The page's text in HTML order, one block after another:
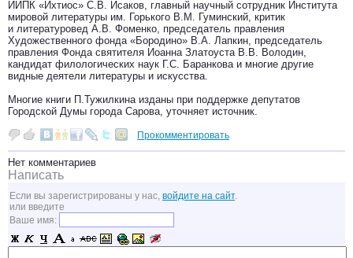
ИИПК «Ихтиос» С.В. Исаков, главный научный сотрудник Института
мировой литературы им. Горького В.М. Гуминский, критик
и литературовед А.В. Фоменко, председатель правления
Художественного фонда «Бородино» В.А. Лапкин, председатель
правления Фонда святителя Иоанна Златоуста В.В. Володин,
кандидат филологических наук Г.С. Баранкова и многие другие
видные деятели литературы и искусства.
Многие книги П.Тужилкина изданы при поддержке депутатов
Городской Думы города Сарова, уточняет источник.
Прокомментировать
Нет комментариев
Написать
Если вы зарегистрированы у нас, войдите на сайт.
или введите
Ваше имя: